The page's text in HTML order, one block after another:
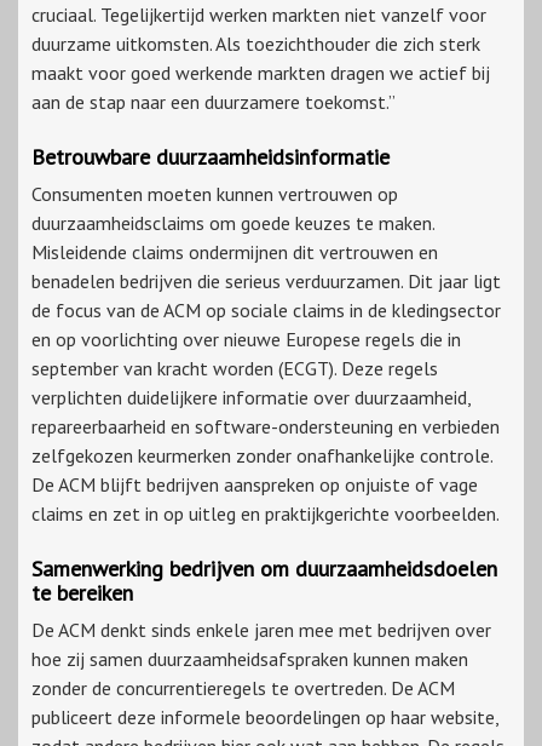
cruciaal. Tegelijkertijd werken markten niet vanzelf voor
duurzame uitkomsten. Als toezichthouder die zich sterk
maakt voor goed werkende markten dragen we actief bij
aan de stap naar een duurzamere toekomst.”
Betrouwbare duurzaamheidsinformatie
Consumenten moeten kunnen vertrouwen op
duurzaamheidsclaims om goede keuzes te maken.
Misleidende claims ondermijnen dit vertrouwen en
benadelen bedrijven die serieus verduurzamen. Dit jaar ligt
de focus van de ACM op sociale claims in de kledingsector
en op voorlichting over nieuwe Europese regels die in
september van kracht worden (ECGT). Deze regels
verplichten duidelijkere informatie over duurzaamheid,
repareerbaarheid en software-ondersteuning en verbieden
zelfgekozen keurmerken zonder onafhankelijke controle.
De ACM blijft bedrijven aanspreken op onjuiste of vage
claims en zet in op uitleg en praktijkgerichte voorbeelden.
Samenwerking bedrijven om duurzaamheidsdoelen
te bereiken
De ACM denkt sinds enkele jaren mee met bedrijven over
hoe zij samen duurzaamheidsafspraken kunnen maken
zonder de concurrentieregels te overtreden. De ACM
publiceert deze informele beoordelingen op haar website,